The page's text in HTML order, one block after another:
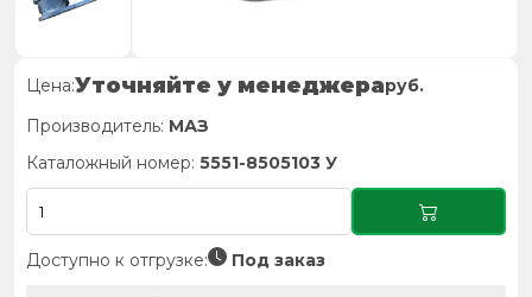
Цена:Уточняйте у менеджераруб.
Производитель: МАЗ
Каталожный номер: 5551-8505103 У
Доступно к отгрузке: Под заказ